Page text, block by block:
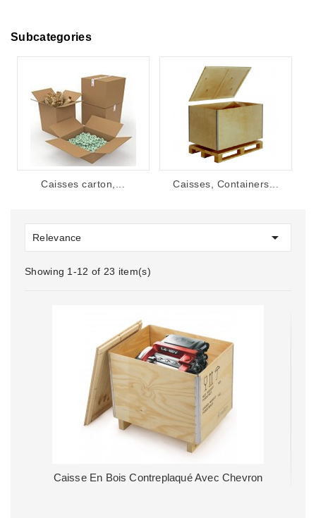
Subcategories
Caisses carton,... Caisses, Containers...
Relevance 
Showing 1-12 of 23 item(s)
Caisse En Bois Contreplaqué Avec Chevron